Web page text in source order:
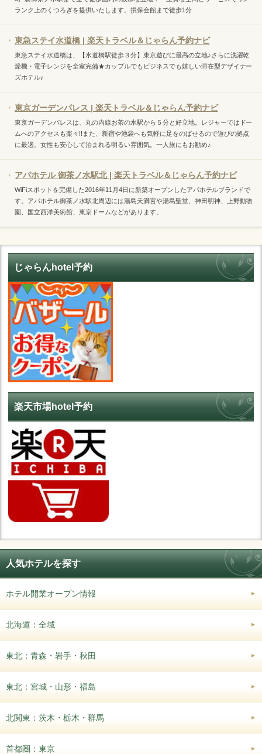
ランク上のくつろぎを提供いたします。損保会館まで徒歩1分
東急ステイ水道橋 | 楽天トラベル＆じゃらん予約ナビ
東急ステイ水道橋は、【水道橋駅徒歩３分】東京遊びに最高の立地♪さらに洗濯乾
燥機・電子レンジを全室完備★カップルでもビジネスでも嬉しい滞在型デザイナー
ズホテル♪
東京ガーデンパレス | 楽天トラベル＆じゃらん予約ナビ
東京ガーデンパレスは、丸の内線お茶の水駅から５分と好立地。レジャーではドー
ムへのアクセスも楽々!!また、新宿や池袋へも気軽に足をのばせるので遊びの拠点
に最適。女性も安心して泊まれる明るい雰囲気。一人旅にもお勧め♪
アパホテル 御茶ノ水駅北 | 楽天トラベル＆じゃらん予約ナビ
WiFiスポットを完備した2016年11月4日に新築オープンしたアパホテルブランドで
す。アパホテル御茶ノ水駅北周辺には湯島天満宮や湯島聖堂、神田明神、上野動物
園、国立西洋美術館、東京ドームなどがあります。
じゃらんhotel予約
楽天市場hotel予約
人気ホテルを探す
ホテル開業オープン情報
北海道：全域
東北：青森・岩手・秋田
東北：宮城・山形・福島
北関東：茨木・栃木・群馬
首都圏：東京